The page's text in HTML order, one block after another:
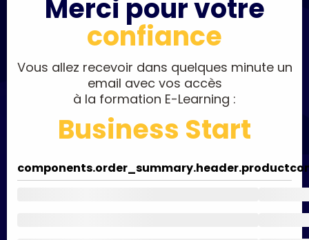
Merci pour votre
confiance
Vous allez recevoir dans quelques minute un
email avec vos accès
à la formation E-Learning :
Business Start
components.order_summary.header.product